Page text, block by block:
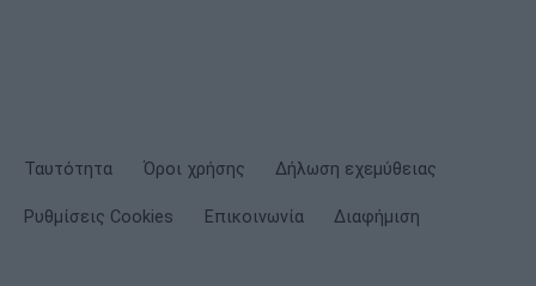
Ταυτότητα Όροι χρήσης Δήλωση εχεμύθειας
Ρυθμίσεις Cookies Επικοινωνία Διαφήμιση